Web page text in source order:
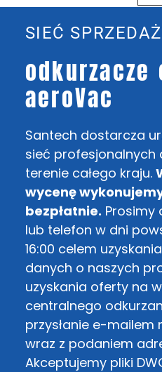
SIEĆ
aeroVac
Santech dostarcza
sieć
terenie całego kraju.
wycenę
bezpłatnie. Prosimy
lub telefon w dni
16:00 celem
danych o naszych
uzyskania oferty na
centralnego
przysłanie e-mailem
wraz z podaniem
Akceptujemy pliki